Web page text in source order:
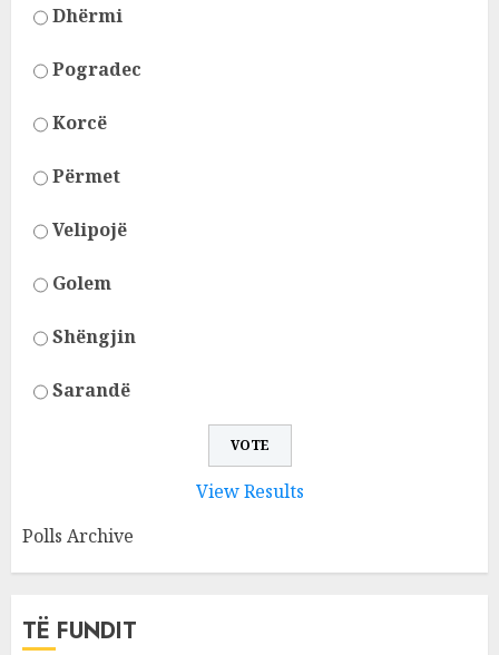
Dhërmi
Pogradec
Korcë
Përmet
Velipojë
Golem
Shëngjin
Sarandë
View Results
Polls Archive
TË FUNDIT